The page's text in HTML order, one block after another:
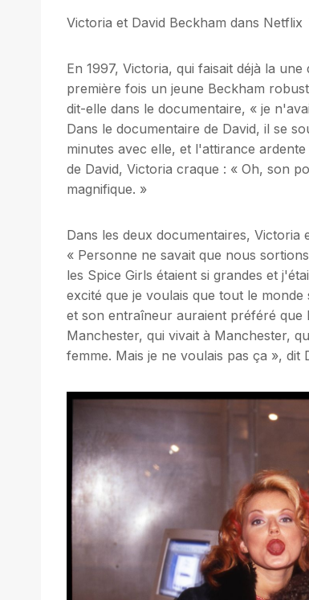
Victoria et David Beckham dans Netflix
En 1997, Victoria, qui faisait déjà la
première fois un jeune Beckham
dit-elle dans le documentaire, « je
Dans le documentaire de David, il se
minutes avec elle, et l'attirance
de David, Victoria craque : « Oh, son
magnifique. »
Dans les deux documentaires,
« Personne ne savait que nous
les Spice Girls étaient si grandes et
excité que je voulais que tout le
et son entraîneur auraient préféré que
Manchester, qui vivait à Manchester,
femme. Mais je ne voulais pas ça », dit